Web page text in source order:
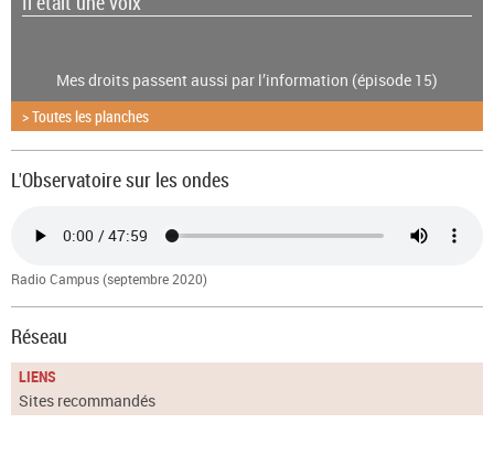
Mes droits passent aussi par l’information (épisode 15)
> Toutes les planches
L'Observatoire sur les ondes
Radio Campus (septembre 2020)
Réseau
LIENS
Sites recommandés